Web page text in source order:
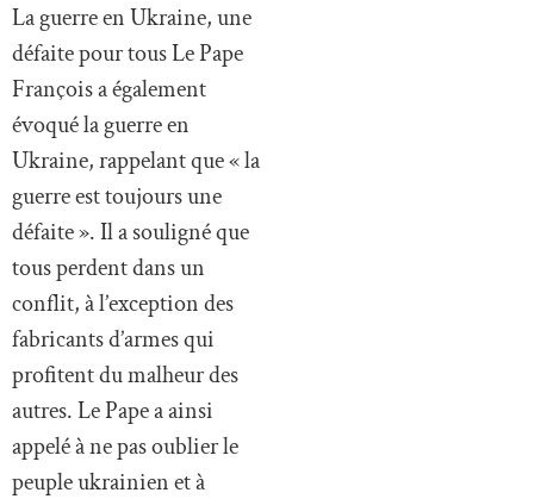
La guerre en Ukraine, une
défaite pour tous Le Pape
François a également
évoqué la guerre en
Ukraine, rappelant que « la
guerre est toujours une
défaite ». Il a souligné que
tous perdent dans un
conflit, à l’exception des
fabricants d’armes qui
profitent du malheur des
autres. Le Pape a ainsi
appelé à ne pas oublier le
peuple ukrainien et à